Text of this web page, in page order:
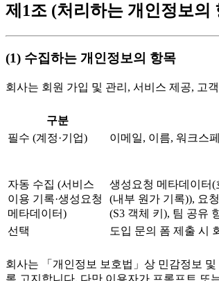
제1조 (처리하는 개인정보의
(1) 수집하는 개인정보의 항목
회사는 회원 가입 및 관리, 서비스 제공, 고
구분
필수 (계정·기업)
이메일, 이름, 워크스
자동 수집 (서비스
이용 기록·생성요청
메타데이터)
생성요청 메타데이터(
(내부 원가 기록)), 요
(S3 객체 키), 팀 공유
선택
도입 문의 폼 제출 시
회사는 「개인정보 보호법」상 민감정보
록 고지합니다. 다만 이용자가 프롬프트 또